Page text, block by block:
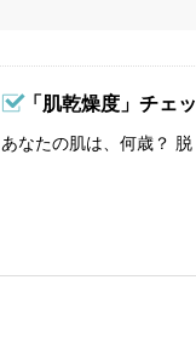
「肌乾燥度」チェ
あなたの肌は、何歳？ 脱